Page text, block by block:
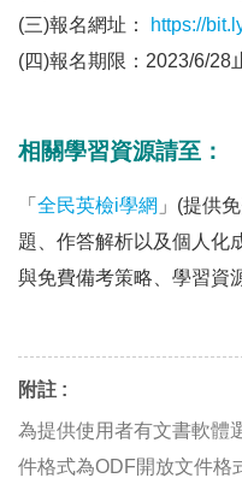
(三)報名網址：
https://
(四)報名期限：2023/6/28
相關學習資源請至：
「 全民英檢i學網 」(提供
題、作答解析以及個人化
與免費備考策略、學習資
附註 :
為提供使用者有文書軟體
件格式為ODF開放文件格